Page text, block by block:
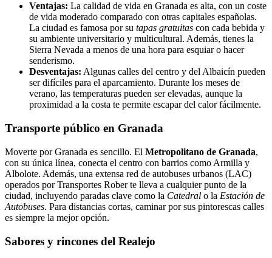
Ventajas: La calidad de vida en Granada es alta, con un coste
de vida moderado comparado con otras capitales españolas.
La ciudad es famosa por su tapas gratuitas con cada bebida y
su ambiente universitario y multicultural. Además, tienes la
Sierra Nevada a menos de una hora para esquiar o hacer
senderismo.
Desventajas: Algunas calles del centro y del Albaicín pueden
ser difíciles para el aparcamiento. Durante los meses de
verano, las temperaturas pueden ser elevadas, aunque la
proximidad a la costa te permite escapar del calor fácilmente.
Transporte público en Granada
Moverte por Granada es sencillo. El Metropolitano de Granada,
con su única línea, conecta el centro con barrios como Armilla y
Albolote. Además, una extensa red de autobuses urbanos (LAC)
operados por Transportes Rober te lleva a cualquier punto de la
ciudad, incluyendo paradas clave como la Catedral o la Estación de
Autobuses. Para distancias cortas, caminar por sus pintorescas calles
es siempre la mejor opción.
Sabores y rincones del Realejo